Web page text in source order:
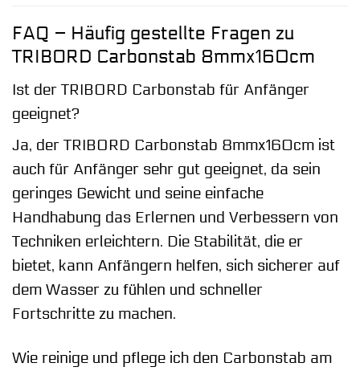
FAQ – Häufig gestellte Fragen zu
TRIBORD Carbonstab 8mmx160cm
Ist der TRIBORD Carbonstab für Anfänger
geeignet?
Ja, der TRIBORD Carbonstab 8mmx160cm ist
auch für Anfänger sehr gut geeignet, da sein
geringes Gewicht und seine einfache
Handhabung das Erlernen und Verbessern von
Techniken erleichtern. Die Stabilität, die er
bietet, kann Anfängern helfen, sich sicherer auf
dem Wasser zu fühlen und schneller
Fortschritte zu machen.
Wie reinige und pflege ich den Carbonstab am